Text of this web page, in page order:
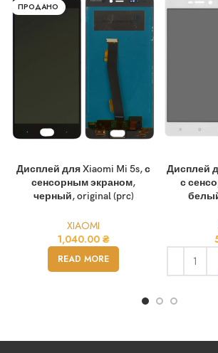
ПРОДАНО
Дисплей для Xiaomi Mi 5s, с
сенсорным экраном,
черный, original (prc)
XIAOMI
1,040.00 ₴
READ MORE
Дисплей
с